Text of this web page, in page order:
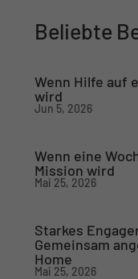
Beliebte
Wenn Hilfe auf
wird
Jun 5, 2026
Wenn eine
Mission wird
Mai 25, 2026
Starkes
Gemeinsam
Home
Mai 25, 2026